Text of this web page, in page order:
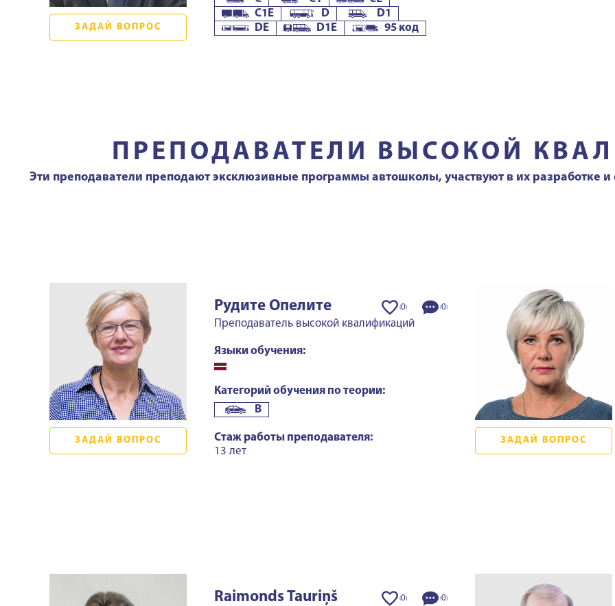
ЗАДАЙ ВОПРОС
C1E
D
D1
DE
D1E 95 код
ПРЕПОДАВАТЕЛИ ВЫСОКОЙ
Эти преподаватели преподают эксклюзивные программы автошколы, участвуют в их разработке и
ЗАДАЙ ВОПРОС
(0) (0)
Рудите Опелите
Преподаватель высокой квалификаций
Языки обучения:
Категорий обучения по теории:
B
Стаж работы преподавателя:
13 лет
ЗАДАЙ ВОПРОС
(0) (0)
Raimonds Tauriņš